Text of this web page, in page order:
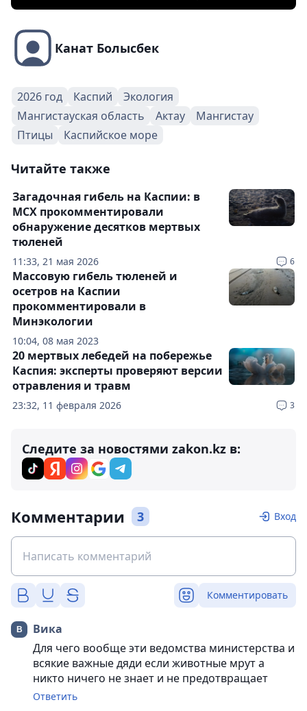
Канат Болысбек
2026 год Каспий
Экология
Мангистауская область
Актау
Мангистау
Птицы
Каспийское море
Читайте также
11:33, 21 мая 2026 6
Загадочная гибель на Каспии: в
МСХ прокомментировали
обнаружение десятков мертвых
тюленей
10:04, 08 мая 2023
Массовую гибель тюленей и
осетров на Каспии
прокомментировали в
Минэкологии
23:32, 11 февраля 2026 3
20 мертвых лебедей на побережье
Каспия: эксперты проверяют версии
отравления и травм
Следите за новостями zakon.kz в:
Комментарии 3 Вход
Комментировать
Вика
Для чего вообще эти ведомства министерства и
всякие важные дяди если животные мрут а
никто ничего не знает и не предотвращает
Ответить